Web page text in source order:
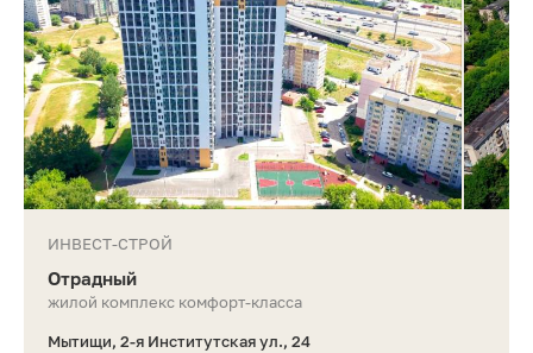
ИНВЕСТ-СТРОЙ
Отрадный
жилой комплекс комфорт-класса
Мытищи, 2-я Институтская ул., 24